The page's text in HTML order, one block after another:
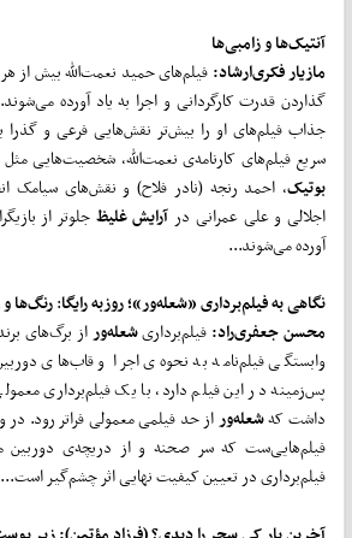
آنتیکها و زامبیها
مازیار فکریارشاد:فیلم‌های حمید نعمت‌الله بیش از هر
گذاردن قدرت کارگردانی و اجرا به یاد آورده
جذاب فیلم‌های او را بیش‌تر نقش‌هایی فرعی و گذرا
سریع فیلم‌های کارنامه‌ی نعمت‌الله، شخصیت‌هایی مثل
بوتیک، احمد رنجه (نادر فلاح) و نقش‌های سیامک
اجلالی و علی عمرانی در آرایش غلیظجلوتر از
آورده می‌شوند...
نگاهی به فیلمبرداری «شعلهور»؛ روزبه رایگا:رنگها و
محسن جعفریراد:فیلم‌برداریشعلهوراز برگ‌های
وابستگی فیلم‌نامه به نحوه‌ی اجرا و قاب‌های
پس‌زمینه در این فیلم دارد، با یک فیلم‌برداری
داشت کهشعلهوراز حد فیلمی معمولی فراتر رود. در
فیلم‌هایی‌ست که سر صحنه و از دریچه‌ی دوربین
فیلم‌برداری در تعیین کیفیت نهایی اثر چشم‌گیر است...